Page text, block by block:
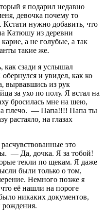
я подарил недавно
девочка почему то
Кстати нужно добавить, что
Катюшу из деревни
а не голубые, а так
такие же.
как сзади я услышал
и увидел, как ко
вырвавшись из рук
за ухо по полу. Я встал на
бросилась мне на шею,
плечо. — Папа!!!! Папа ты
растаяло, на глазах
это
— Да, дочка. Я за тобой!
текли по щекам. Я даже
были только о том,
Немного позже я
её нашли на пороге
никаких документов,
рождения.